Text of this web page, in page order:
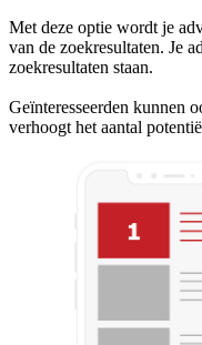
Met deze optie wordt je
van de zoekresultaten. Je
zoekresultaten staan.
Geïnteresseerden kunnen
verhoogt het aantal